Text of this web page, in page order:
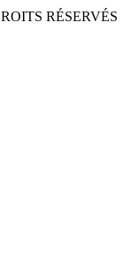
RÉSERVÉS